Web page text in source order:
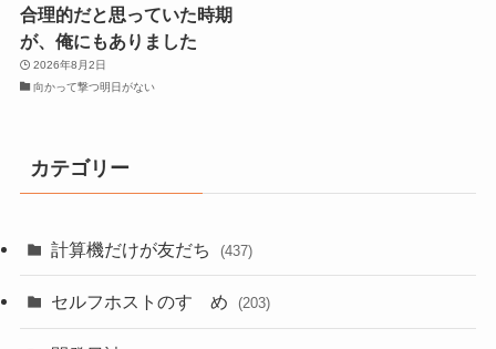
合理的だと思っていた時期
が、俺にもありました
2026年8月2日
向かって撃つ明日がない
カテゴリー
計算機だけが友だち (437)
セルフホストのすゝめ (203)